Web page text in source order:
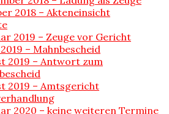
2018 – Akteneinsicht
2019 – Zeuge vor Gericht
– Mahnbescheid
2019 – Antwort zum
2019 – Amtsgericht
2020 – keine weiteren Termine